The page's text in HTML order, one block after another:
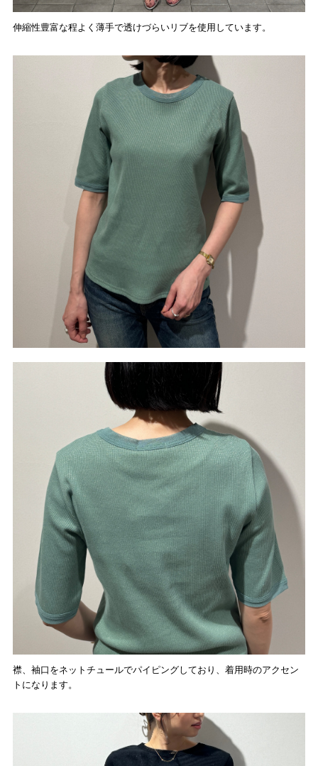
伸縮性豊富な程よく薄手で透けづらいリブを使用しています。
襟、袖口をネットチュールでパイピングしており、着用時のアクセン
トになります。